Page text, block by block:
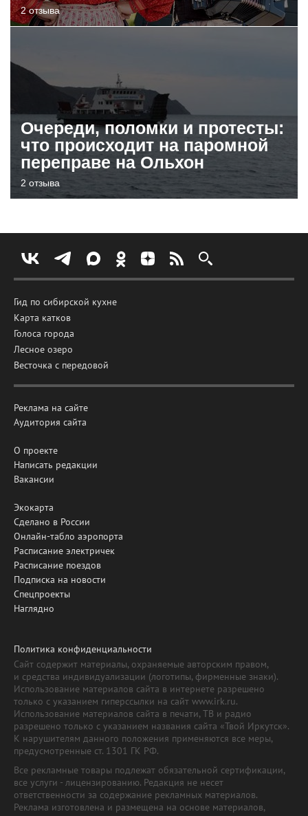
2 отзыва
Очереди, поломки и протесты:
что происходит на паромной
переправе на Ольхон
2 отзыва
Гид по сибирской кухне
Карта катков
Голоса города
Лесное озеро
Весточка с передовой
Реклама на сайте
Аудитория сайта
О проекте
Написать редакции
Вакансии
Экокарта
Сделано в России
Онлайн-табло аэропорта
Расписание электричек
Расписание поездов
Подписка на новости
Спецпроекты
Наглядно
Политика конфиденциальности
Сайт содержит материалы, охраняемые авторским правом,
и средства индивидуализации (логотипы, фирменные знаки).
Использование материалов сайта в интернете разрешено
только с указанием гиперссылки на сайт www.irk.ru.
Использование материалов сайта в печати, ТВ и радио
разрешено только с указанием названия сайта «Твой Иркутск».
К нарушителям данного положения применяются все меры,
предусмотренные ст. 1301 ГК РФ.
Все рекламные товары подлежат обязательной сертификации,
все услуги - лицензированию. Редакция не несет
ответственности за содержание рекламных материалов.
Реклама изготовлена и размещена на основе материалов,